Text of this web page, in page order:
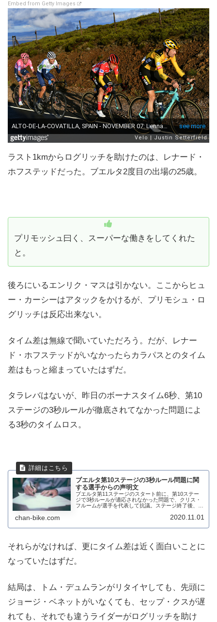
Embed from Getty Images
ラスト1kmからログリッチを助けたのは、レナード・
ホフステッドだった。ブエルタ2度目の出場の25歳。
プリモッシュ曰く、スーパーな働きをしてくれた
と。
後ろにいるエンリク・マスは引かない。ここからヒュ
ー・カーシーはアタックをかけるが、プリモシュ・ロ
グリッチは反応出来ない。
タイム差は無線で聞いていただろう。だが、レナー
ド・ホフステッドがいなかったらカラパスとのタイム
差はもっと縮まっていたはずだ。
タラレバはないが、昨日のボーナスタイム6秒、第10
ステージの3秒ルールが徹底されてなかった問題によ
る3秒のタイムロス。
ブエルタ第10ステージの3秒ルール問題に関
する選手からの声明文
ブエルタ第11ステージのスタート前に、第10ステー
ジで3秒ルールが適応されなかった問題で、クリス・
フルームが選手を代表して抗議。ステージ終了後、イ
係者と状況を話し合った。選手はUCIに対して、...
chan-bike.com 2020.11.01
それらがなければ、更にタイム差は近く面白いことに
なっていたはずだ。
結局は、トム・デュムランがリタイヤしても、先頭に
ジョージ・ベネットがいなくても、セップ・クスが遅
れても、それでも違うライダーがログリッチを助け